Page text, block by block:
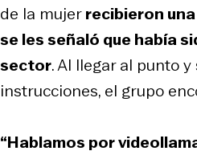
de la mujerrecibieron
se les señaló que había
sector. Al llegar al punto y
instrucciones, el grupo
“Hablamos por